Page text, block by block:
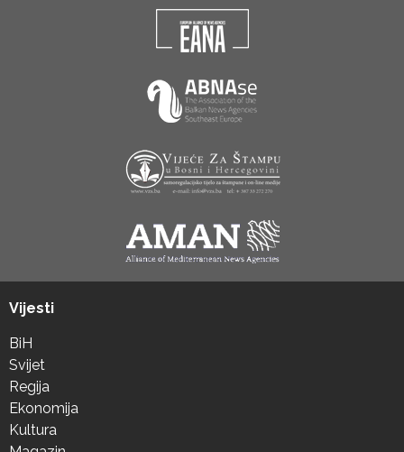
Vijesti
BiH
Svijet
Regija
Ekonomija
Kultura